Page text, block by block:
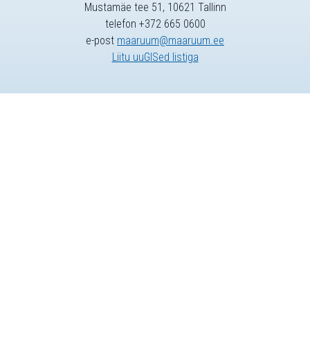
Mustamäe tee 51, 10621 Tallinn
telefon +372 665 0600
e-post maaruum@maaruum.ee
Liitu uuGISed listiga